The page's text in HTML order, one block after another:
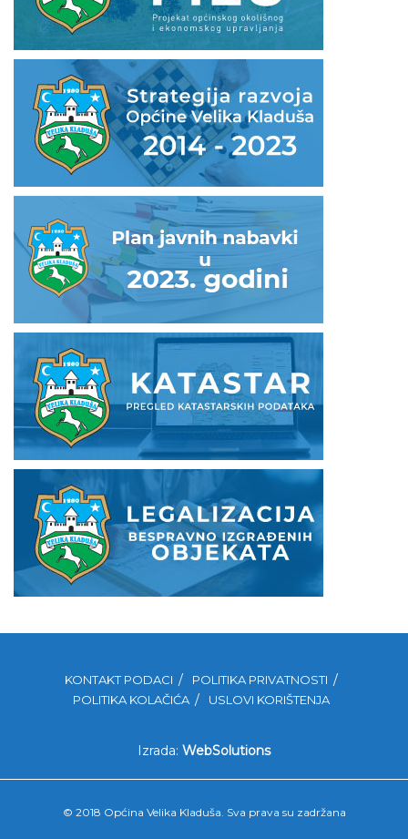
KONTAKT PODACI
POLITIKA PRIVATNOSTI
POLITIKA KOLAČIĆA
USLOVI KORIŠTENJA
Izrada: WebSolutions
© 2018 Općina Velika Kladuša. Sva prava su zadržana